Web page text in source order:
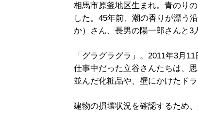
相馬市原釜地区生まれ。青のり
した。45年前、潮の香りが漂う
か）さん、長男の陽一郎さんと3
「グラグラグラ」。2011年3月
仕事中だった立谷さんたちは、
並んだ化粧品や、壁にかけたド
建物の損壊状況を確認するため